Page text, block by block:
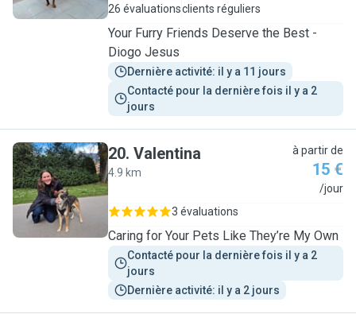
26 évaluationsclients réguliers
Your Furry Friends Deserve the Best -
Diogo Jesus
Dernière activité: il y a 11 jours
Contacté pour la dernière fois il y a 2
jours
V
20. Valentina
4.9 km
à partir de
15 €
/jour
3 évaluations
Caring for Your Pets Like They’re My Own
Contacté pour la dernière fois il y a 2
jours
Dernière activité: il y a 2 jours